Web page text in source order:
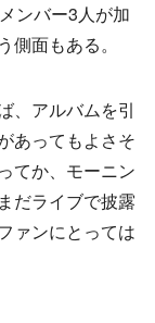
ンバー3人が加
面もある。
、アルバムを引
あってもよさそ
てか、モーニン
だライブで披露
ァンにとっては